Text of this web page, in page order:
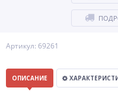
Артикул: 69261
ОПИСАНИЕ